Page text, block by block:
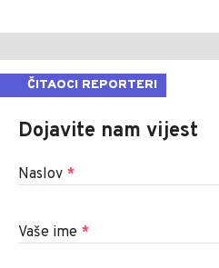
ČITAOCI REPORTERI
Dojavite nam vijest
Naslov *
Vaše ime *